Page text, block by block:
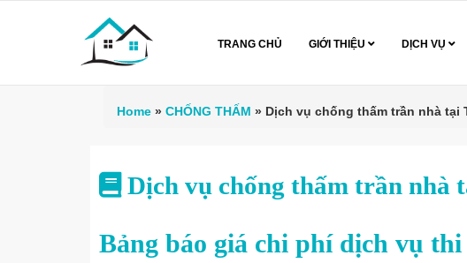
TRANG CHỦ GIỚI THIỆU DỊCH VỤ
Home » CHỐNG THẤM » Dịch vụ chống thấm trần nhà tại
Dịch vụ chống thấm trần nhà
Bảng báo giá chi phí dịch vụ